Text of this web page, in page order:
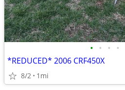
• • • •
*REDUCED* 2006 CRF450X
8/2 1mi